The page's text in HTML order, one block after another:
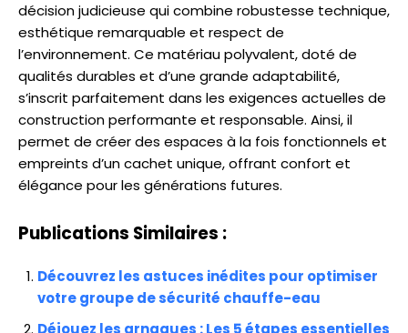
décision judicieuse qui combine robustesse technique,
esthétique remarquable et respect de
l’environnement. Ce matériau polyvalent, doté de
qualités durables et d’une grande adaptabilité,
s’inscrit parfaitement dans les exigences actuelles de
construction performante et responsable. Ainsi, il
permet de créer des espaces à la fois fonctionnels et
empreints d’un cachet unique, offrant confort et
élégance pour les générations futures.
Publications Similaires :
Découvrez les astuces inédites pour optimiser
votre groupe de sécurité chauffe-eau
Déjouez les arnaques : Les 5 étapes essentielles